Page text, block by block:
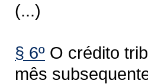
(...)
§ 6º O crédito
mês